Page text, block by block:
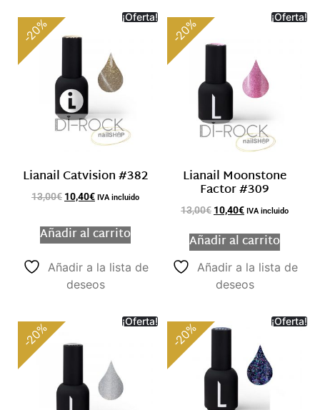
¡Oferta!
-20%
Lianail Catvision #382
13,00€ 10,40€ IVA incluido
Añadir al carrito
Añadir a la lista de
deseos
¡Oferta!
-20%
Lianail Moonstone
Factor #309
13,00€ 10,40€ IVA incluido
Añadir al carrito
Añadir a la lista de
deseos
¡Oferta!
-20% ¡Oferta!
-20%